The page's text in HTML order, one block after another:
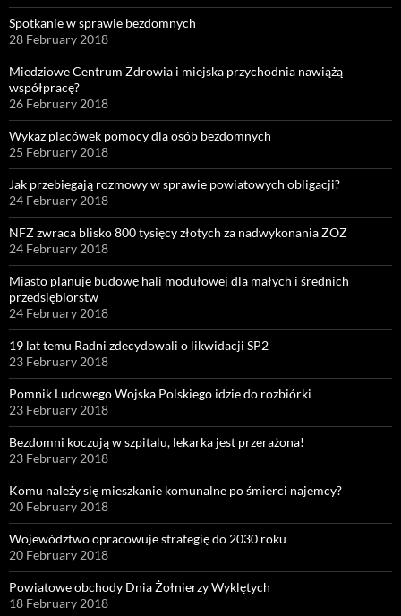
Spotkanie w sprawie bezdomnych
28 February 2018
Miedziowe Centrum Zdrowia i miejska przychodnia nawiążą
współpracę?
26 February 2018
Wykaz placówek pomocy dla osób bezdomnych
25 February 2018
Jak przebiegają rozmowy w sprawie powiatowych obligacji?
24 February 2018
NFZ zwraca blisko 800 tysięcy złotych za nadwykonania ZOZ
24 February 2018
Miasto planuje budowę hali modułowej dla małych i średnich
przedsiębiorstw
24 February 2018
19 lat temu Radni zdecydowali o likwidacji SP2
23 February 2018
Pomnik Ludowego Wojska Polskiego idzie do rozbiórki
23 February 2018
Bezdomni koczują w szpitalu, lekarka jest przerażona!
23 February 2018
Komu należy się mieszkanie komunalne po śmierci najemcy?
20 February 2018
Województwo opracowuje strategię do 2030 roku
20 February 2018
Powiatowe obchody Dnia Żołnierzy Wyklętych
18 February 2018